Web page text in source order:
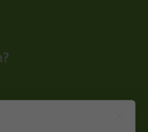
rechtstreeks in je